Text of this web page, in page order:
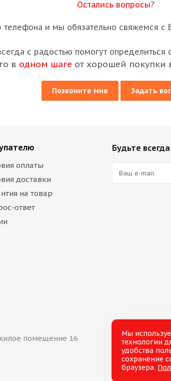
Остались вопросы?
телефона и мы обязательно свяжемся с
с радостью помогут определиться
в одном шаге от хорошей покупки
Позвоните мне Задать
оплаты
доставки
на товар
ответ
Будьте
помещение 16
Мы
технологии
удобства
сохранение
браузера.